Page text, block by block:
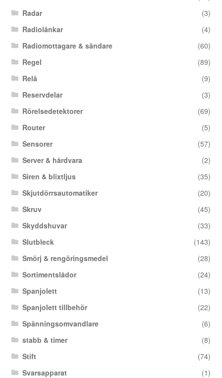
Radar
(3)
Radiolänkar
(4)
Radiomottagare & sändare
(60)
Regel
(89)
Relä
(9)
Reservdelar
(3)
Rörelsedetektorer
(69)
Router
(5)
Sensorer
(57)
Server & hårdvara
(2)
Siren & blixtljus
(35)
Skjutdörrsautomatiker
(20)
Skruv
(45)
Skyddshuvar
(33)
Slutbleck
(143)
Smörj & rengöringsmedel
(28)
Sortimentslådor
(24)
Spanjolett
(13)
Spanjolett tillbehör
(22)
Spänningsomvandlare
(6)
stabb & timer
(8)
Stift
(74)
Svarsapparat
(1)